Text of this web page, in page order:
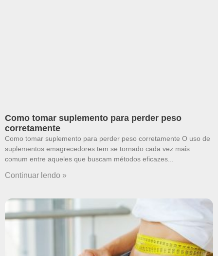
Como tomar suplemento para perder peso
corretamente
Como tomar suplemento para perder peso corretamente O uso de
suplementos emagrecedores tem se tornado cada vez mais
comum entre aqueles que buscam métodos eficazes
Continuar lendo »